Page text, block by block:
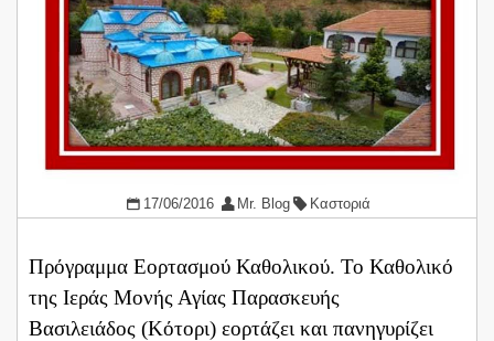
17/06/2016 Mr. Blog Καστοριά
Πρόγραμμα Εορτασμού Καθολικού. Το Καθολικό
της Ιεράς Μονής Αγίας Παρασκευής
Βασιλειάδος (Κότορι) εορτάζει και πανηγυρίζει